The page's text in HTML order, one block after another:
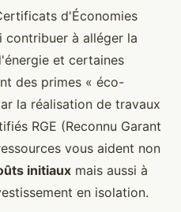
d'Économies
contribuer à alléger la
et certaines
des primes « éco-
la réalisation de travaux
RGE (Reconnu Garant
vous aident non
initiaux mais aussi à
en isolation.